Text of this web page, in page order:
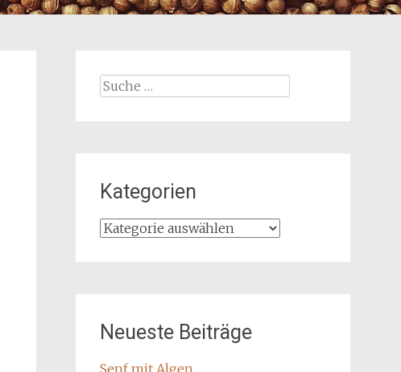
Suche
Kategorien
Kategorien
Neueste Beiträge
Senf mit Algen